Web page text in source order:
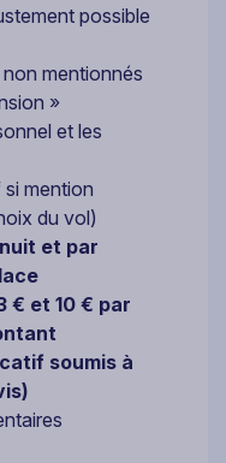
possible
mentionnés
»
et les
mention
du vol)
et par
€ et 10 € par
soumis à